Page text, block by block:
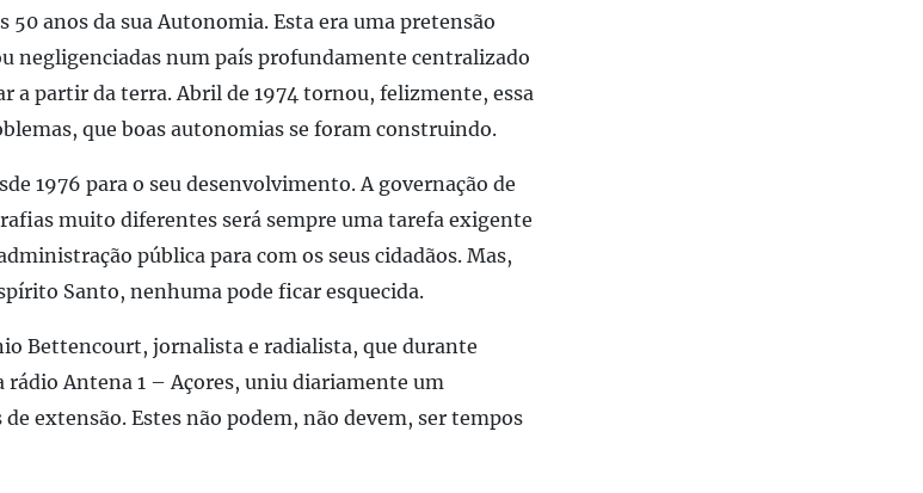
50 anos da sua Autonomia. Esta era uma pretensão
negligenciadas num país profundamente centralizado
a partir da terra. Abril de 1974 tornou, felizmente, essa
que boas autonomias se foram construindo.
1976 para o seu desenvolvimento. A governação de
muito diferentes será sempre uma tarefa exigente
pública para com os seus cidadãos. Mas,
Santo, nenhuma pode ficar esquecida.
Bettencourt, jornalista e radialista, que durante
Antena 1 – Açores, uniu diariamente um
extensão. Estes não podem, não devem, ser tempos